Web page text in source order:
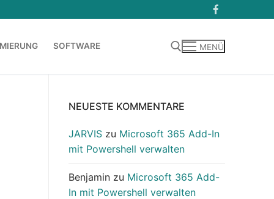
SOFTWARE MENÜ
NEUESTE KOMMENTARE
JARVIS zu Microsoft 365 Add-In
mit Powershell verwalten
Benjamin zu Microsoft 365 Add-
In mit Powershell verwalten